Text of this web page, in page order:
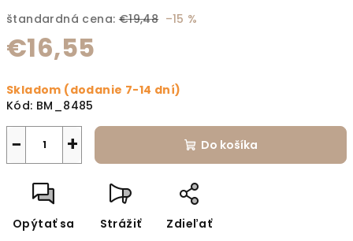
štandardná cena: €19,48 –15 %
€16,55
Skladom (dodanie 7-14 dní)
Kód: BM_8485
+
− Do košíka
Opýtať sa Strážiť Zdieľať